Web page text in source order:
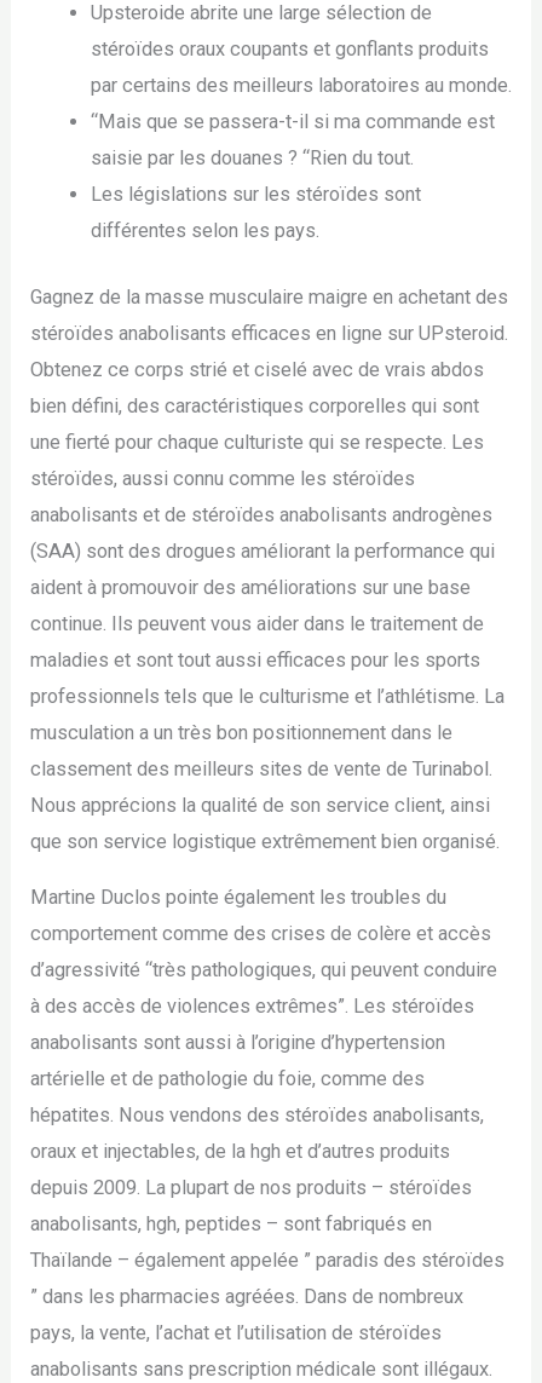
Upsteroide abrite une large sélection de
stéroïdes oraux coupants et gonflants produits
par certains des meilleurs laboratoires au monde.
“Mais que se passera-t-il si ma commande est
saisie par les douanes ? “Rien du tout.
Les législations sur les stéroïdes sont
différentes selon les pays.
Gagnez de la masse musculaire maigre en achetant des
stéroïdes anabolisants efficaces en ligne sur UPsteroid.
Obtenez ce corps strié et ciselé avec de vrais abdos
bien défini, des caractéristiques corporelles qui sont
une fierté pour chaque culturiste qui se respecte. Les
stéroïdes, aussi connu comme les stéroïdes
anabolisants et de stéroïdes anabolisants androgènes
(SAA) sont des drogues améliorant la performance qui
aident à promouvoir des améliorations sur une base
continue. Ils peuvent vous aider dans le traitement de
maladies et sont tout aussi efficaces pour les sports
professionnels tels que le culturisme et l’athlétisme. La
musculation a un très bon positionnement dans le
classement des meilleurs sites de vente de Turinabol.
Nous apprécions la qualité de son service client, ainsi
que son service logistique extrêmement bien organisé.
Martine Duclos pointe également les troubles du
comportement comme des crises de colère et accès
d’agressivité “très pathologiques, qui peuvent conduire
à des accès de violences extrêmes”. Les stéroïdes
anabolisants sont aussi à l’origine d’hypertension
artérielle et de pathologie du foie, comme des
hépatites. Nous vendons des stéroïdes anabolisants,
oraux et injectables, de la hgh et d’autres produits
depuis 2009. La plupart de nos produits – stéroïdes
anabolisants, hgh, peptides – sont fabriqués en
Thaïlande – également appelée ” paradis des stéroïdes
” dans les pharmacies agréées. Dans de nombreux
pays, la vente, l’achat et l’utilisation de stéroïdes
anabolisants sans prescription médicale sont illégaux.